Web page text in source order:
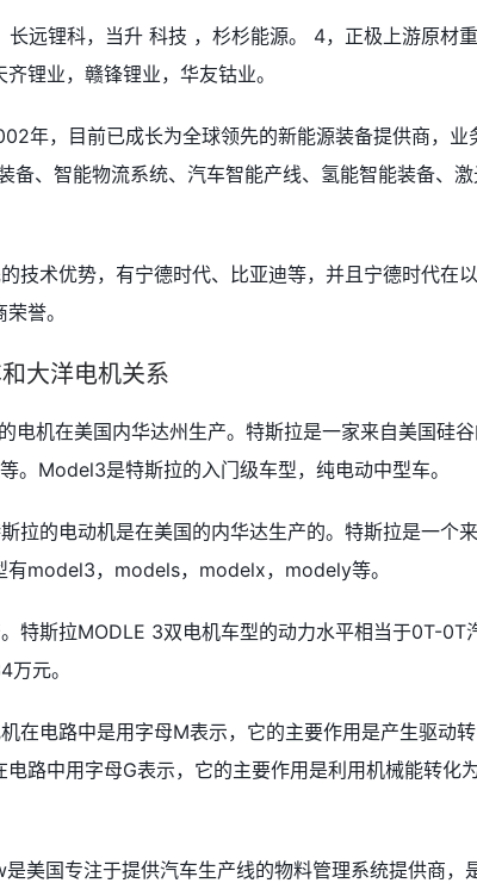
远锂科，当升 科技 ，杉杉能源。 4，正极上游原材重
锂业，赣锋锂业，华友钴业。
年，目前已成长为全球领先的新能源装备提供商，业
备、智能物流系统、汽车智能产线、氢能智能装备、
技术优势，有宁德时代、比亚迪等，并且宁德时代在以
誉。
大洋电机关系
电机在美国内华达州生产。特斯拉是一家来自美国硅
。Model3是特斯拉的入门级车型，纯电动中型车。
拉的电动机是在美国的内华达生产的。特斯拉是一个来
有model3，models，modelx，modely等。
特斯拉MODLE 3双电机车型的动力水平相当于0T-0T
元。
在电路中是用字母M表示，它的主要作用是产生驱动转
路中用字母G表示，它的主要作用是利用机械能转化
美国专注于提供汽车生产线的物料管理系统提供商，